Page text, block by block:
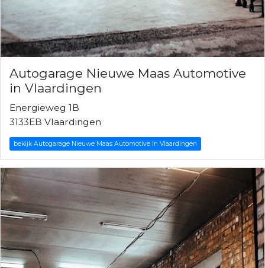
Autogarage Nieuwe Maas Automotive
in Vlaardingen
Energieweg 1B
3133EB Vlaardingen
bekijk Autogarage Nieuwe Maas Automotive in Vlaardingen